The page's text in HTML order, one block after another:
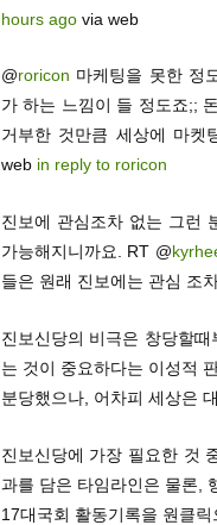
hours agovia web
@roricon 마케팅을 못한 정
가 하는 느낌이 들 정도죠;;
거부한 것만큼 세상에 마
web in reply to roricon
진보에 관심조차 없는 그런
가능해지니까요. RT @
들은 원래 진보에는 관심 조
진보신당의 비극은 창당할
는 것이 중요하다는 이성적
분당했으나, 어차피 세상은
진보신당에 가장 필요한 것
과를 담은 타임라인은 물론,
17대국회 활동기록을 원클